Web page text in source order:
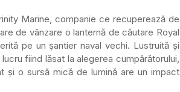
Marine, companie ce recuperează de
de vânzare o lanternă de căutare Royal
pe un şantier naval vechi. Lustruită şi
fiind lăsat la alegerea cumpărătorului,
și o sursă mică de lumină are un impact